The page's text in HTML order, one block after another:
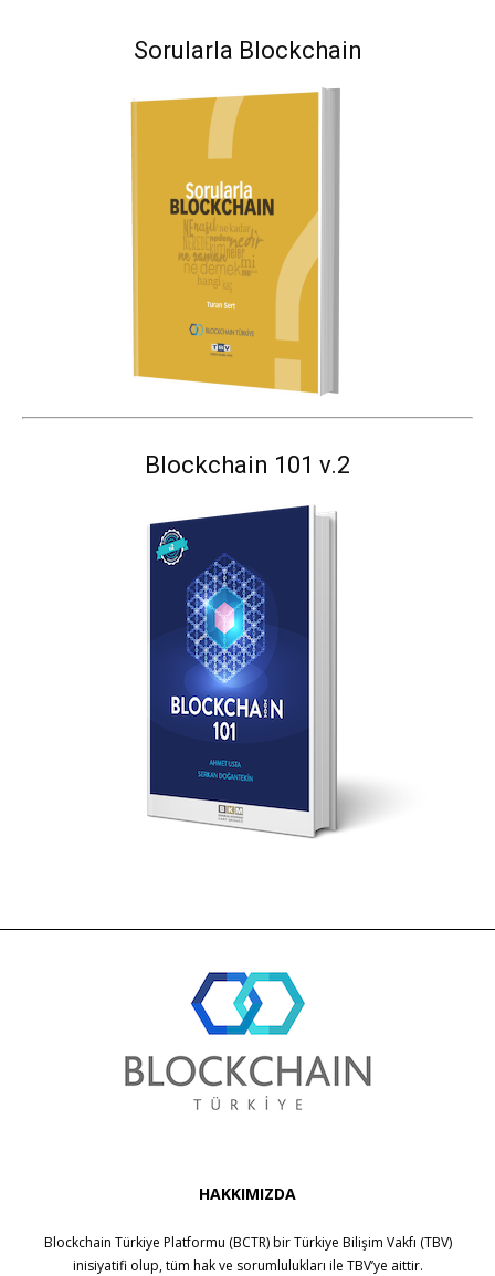
Sorularla Blockchain
Blockchain 101 v.2
HAKKIMIZDA
Blockchain Türkiye Platformu (BCTR) birTürkiye Bilişim Vakfı (TBV)
inisiyatifi olup, tüm hak ve sorumlulukları ile TBV’ye aittir.